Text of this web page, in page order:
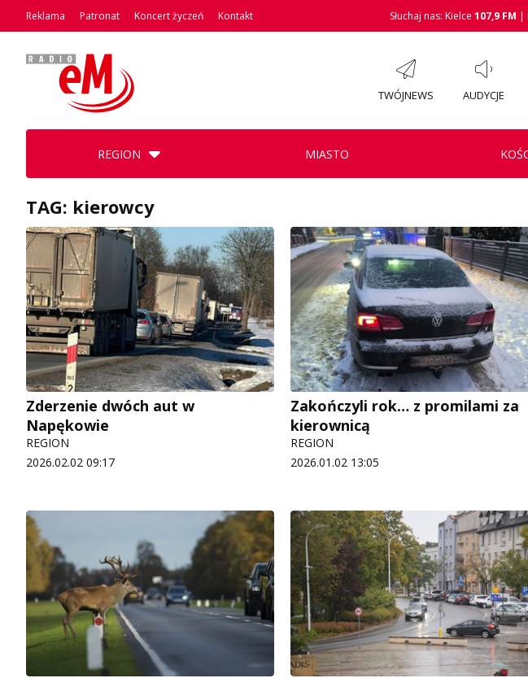
Reklama Patronat Koncert życzeń Kontakt Słuchaj nas: Kielce 107,9 FM |
TWÓJNEWS AUDYCJE
REGION MIASTO
TAG: kierowcy
Zderzenie dwóch aut w
Napękowie
REGION
2026.02.02 09:17
Zakończyli rok… z promilami za
kierownicą
REGION
2026.01.02 13:05